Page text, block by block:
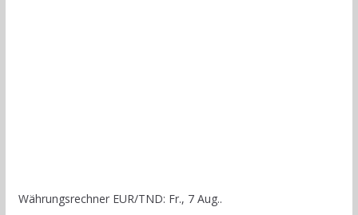
Währungsrechner EUR/TND: Fr., 7 Aug..